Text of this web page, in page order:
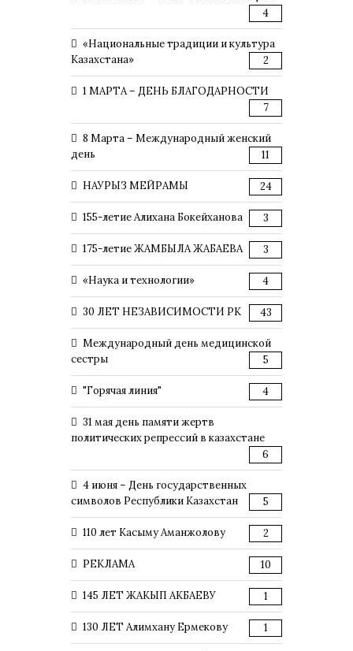
4
«Национальные традиции и культура
Казахстана»
2
1 МАРТА – ДЕНЬ БЛАГОДАРНОСТИ
7
8 Марта – Международный женский
день
11
НАУРЫЗ МЕЙРАМЫ 24
155-летие Алихана Бокейханова 3
175-летие ЖАМБЫЛА ЖАБАЕВА 3
«Наука и технологии» 4
30 ЛЕТ НЕЗАВИСИМОСТИ РК 43
Международный день медицинской
сестры
5
"Горячая линия" 4
31 мая день памяти жертв
политических репрессий в казахстане
6
4 июня – День государственных
символов Республики Казахстан
5
110 лет Касыму Аманжолову 2
РЕКЛАМА 10
145 ЛЕТ ЖАКЫП АКБАЕВУ 1
130 ЛЕТ Алимхану Ермекову 1